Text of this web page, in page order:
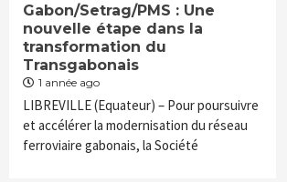
Gabon/Setrag/PMS : Une
nouvelle étape dans la
transformation du
Transgabonais
1 année ago
LIBREVILLE (Equateur) – Pour poursuivre
et accélérer la modernisation du réseau
ferroviaire gabonais, la Société